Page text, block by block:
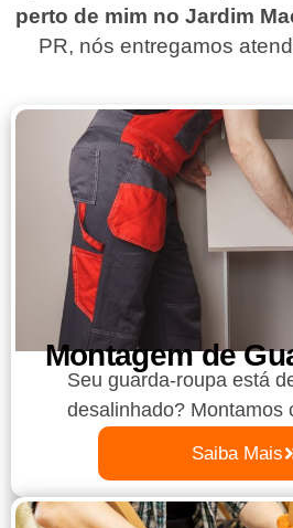
perto de mim no Jardim
PR, nós entregamos
Montagem de
Seu guarda-roupa está
desalinhado? Montamos
Saiba Mais